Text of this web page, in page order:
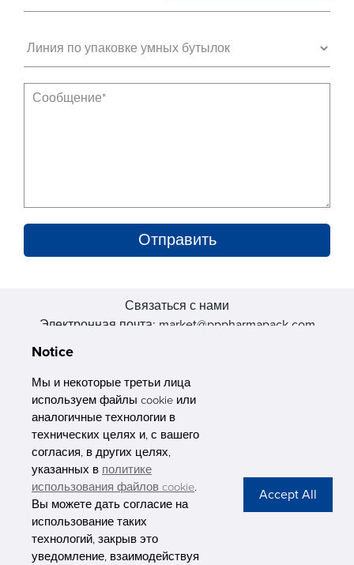
Связаться с нами
Электронная почта: market@pppharmapack.com
511356, Гуанчжоу, провинция GU case G building, Китай
PHARMAPACK
ABOUT US
Notice
Мы и некоторые третьи лица
используем файлы cookie или
аналогичные технологии в
технических целях и, с вашего
согласия, в других целях,
указанных в политике
использования файлов cookie.
Вы можете дать согласие на
использование таких
технологий, закрыв это
уведомление, взаимодействуя